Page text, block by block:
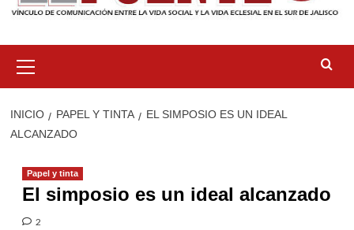
primario
INICIO PAPEL Y TINTA
EL SIMPOSIO ES UN IDEAL
ALCANZADO
Papel y tinta
El simposio es un ideal alcanzado
2